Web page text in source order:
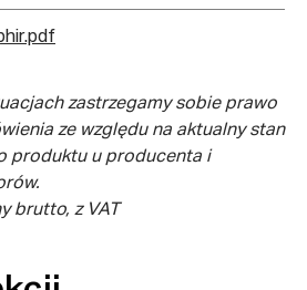
zastrzegamy sobie prawo
ze względu na aktualny stan
produktu u producenta i
brutto, z VAT